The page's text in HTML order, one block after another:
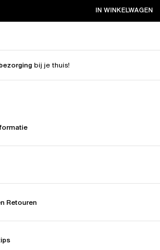
IN WINKELWAGEN
bij je thuis!
Retouren